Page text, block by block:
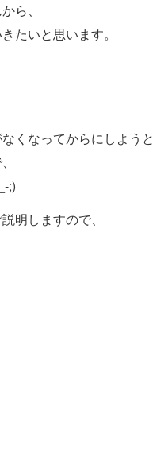
ら、
たいと思います。
くなってからにしようと
;)
明しますので、